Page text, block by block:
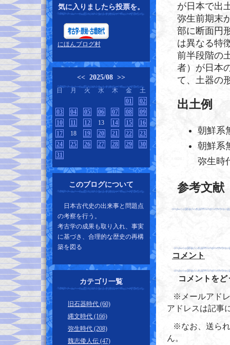
気に入りましたら投票を。
にほんブログ村
<< 2025/08 >>
日 月 火 水 木 金
土
01
02
03
04 05 06 07 08
09
10
11 12 13 14 15
16
17
18 19 20 21 22
23
24
25 26 27 28 29
30
31
このブログについて
日本古代史の出来事と問題点
の考察を行う。
考古学の成果も取り入れ、事実
に基づき、合理的な歴史の再構
築を図る
カテゴリ一覧
旧石器時代 (60)
縄文時代 (166)
弥生時代 (208)
魏志倭人伝 (47)
が日本で出
弥生前期末
部に断面円
は異なる特
前半段階の
者）が日本
て、土器の
出土例
朝鮮系
朝鮮系
弥生時
参考文献
コメント
コメントをど
※メールアド
アドレスは記事
※なお、送ら
ん。